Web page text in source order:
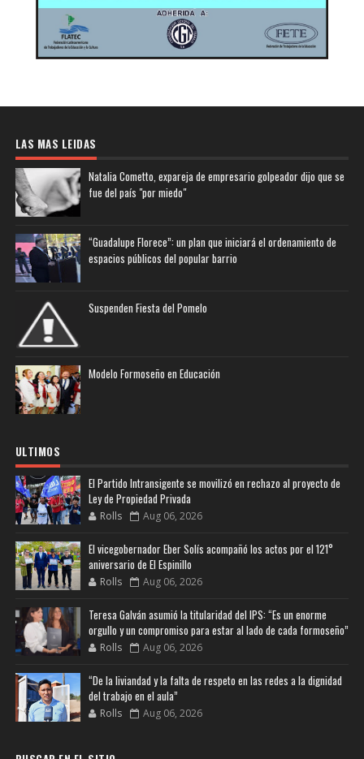
LAS MAS LEIDAS
Natalia Cometto, expareja de empresario golpeador dijo que se
fue del país "por miedo"
“Guadalupe Florece”: un plan que iniciará el ordenamiento de
espacios públicos del popular barrio
Suspenden Fiesta del Pomelo
Modelo Formoseño en Educación
ULTIMOS
El Partido Intransigente se movilizó en rechazo al proyecto de
Ley de Propiedad Privada
Rolls Aug 06, 2026
El vicegobernador Eber Solís acompañó los actos por el 121°
aniversario de El Espinillo
Rolls Aug 06, 2026
Teresa Galván asumió la titularidad del IPS: “Es un enorme
orgullo y un compromiso para estar al lado de cada formoseño”
Rolls Aug 06, 2026
“De la liviandad y la falta de respeto en las redes a la dignidad
del trabajo en el aula”
Rolls Aug 06, 2026